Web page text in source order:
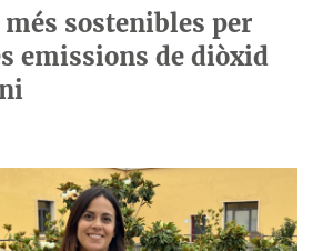
sostenibles per
emissions de diòxid